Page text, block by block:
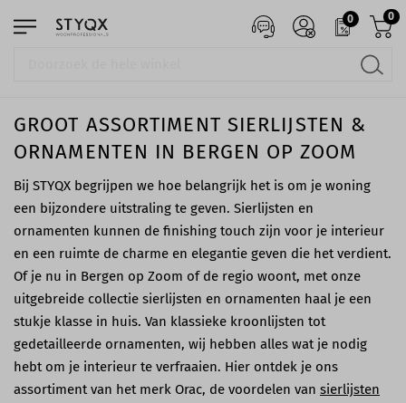
0 0
GROOT ASSORTIMENT SIERLIJSTEN &
ORNAMENTEN IN BERGEN OP ZOOM
Bij STYQX begrijpen we hoe belangrijk het is om je woning
een bijzondere uitstraling te geven. Sierlijsten en
ornamenten kunnen de finishing touch zijn voor je interieur
en een ruimte de charme en elegantie geven die het verdient.
Of je nu in Bergen op Zoom of de regio woont, met onze
uitgebreide collectie sierlijsten en ornamenten haal je een
stukje klasse in huis. Van klassieke kroonlijsten tot
gedetailleerde ornamenten, wij hebben alles wat je nodig
hebt om je interieur te verfraaien. Hier ontdek je ons
assortiment van het merk Orac, de voordelen van sierlijsten